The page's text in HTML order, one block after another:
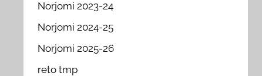
Norjomi 2023-24
Norjomi 2024-25
Norjomi 2025-26
reto tmp